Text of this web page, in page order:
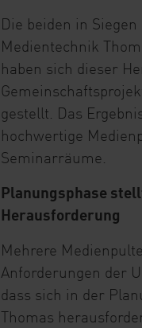
Die beiden in
Medientechnik
haben sich dieser
gestellt. Das
hochwertige
Seminarräume.
Planungsphase
Herausforderung
Mehrere
Anforderungen der
dass sich in der
Thomas